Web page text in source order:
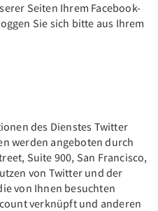
Seiten Ihrem Facebook-
Sie sich bitte aus Ihrem
des Dienstes Twitter
werden angeboten durch
Suite 900, San Francisco,
von Twitter und der
von Ihnen besuchten
verknüpft und anderen